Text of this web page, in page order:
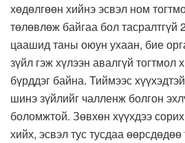
хөдөлгөөн хийнэ эсвэл ном
төлөвлөж байгаа бол тасралтгүй
цаашид таны оюун ухаан, бие
зүйл гэж хүлээн авалгүй тогтмол
бүрддэг байна. Тиймээс
шинэ зүйлийг чалленж болгон
боломжтой. Зөвхөн хүүхдээ
хийх, эсвэл тус тусдаа